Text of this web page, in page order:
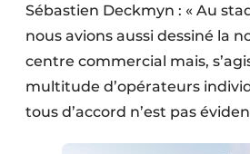
Sébastien Deckmyn : « Au
nous avions aussi dessiné la
centre commercial mais,
multitude d’opérateurs
tous d’accord n’est pas